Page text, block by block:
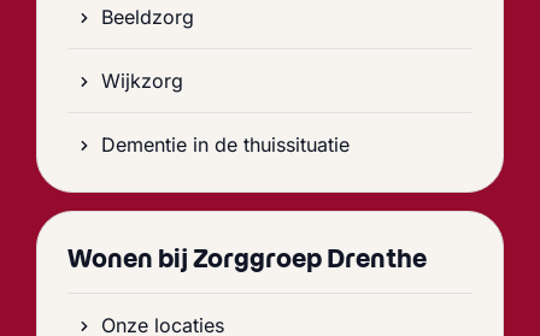
Beeldzorg
Wijkzorg
Dementie in de thuissituatie
Wonen bij Zorggroep Drenthe
Onze locaties